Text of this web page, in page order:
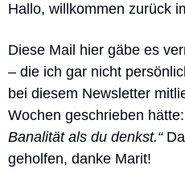
Hallo, willkommen zurück
Diese Mail hier gäbe es
– die ich gar nicht
bei diesem Newsletter
Wochen geschrieben hätte:
Banalität als du denkst.“
geholfen, danke Marit!